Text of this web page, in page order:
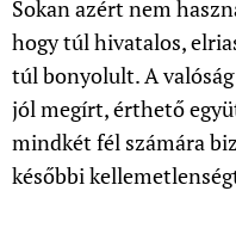
Sokan azért nem
hogy túl hivatalos,
túl bonyolult. A
jól megírt, érthető
mindkét fél számára
későbbi